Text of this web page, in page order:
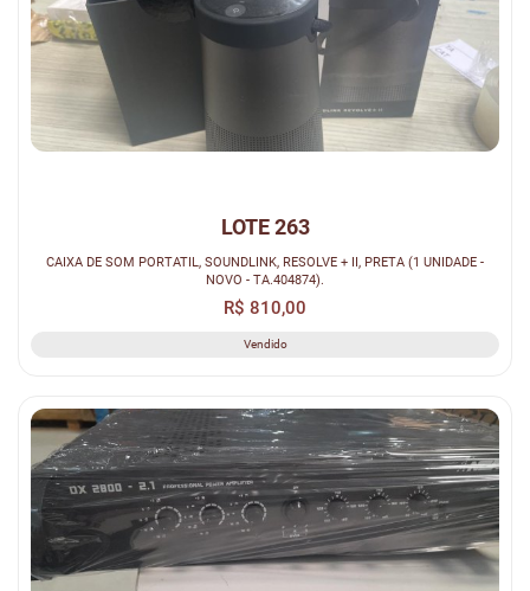
LOTE 263
CAIXA DE SOM PORTATIL, SOUNDLINK, RESOLVE + II, PRETA (1 UNIDADE -
NOVO - TA.404874).
R$ 810,00
Vendido